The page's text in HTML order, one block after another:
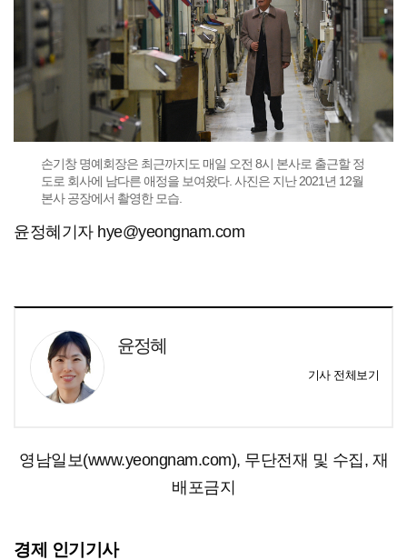
손기창 명예회장은 최근까지도 매일 오전 8시 본사로 출근할 정
도로 회사에 남다른 애정을 보여왔다. 사진은 지난 2021년 12월
본사 공장에서 촬영한 모습.
윤정혜기자 hye@yeongnam.com
윤정혜
기사 전체보기
영남일보(www.yeongnam.com), 무단전재 및 수집, 재
배포금지
경제 인기기사